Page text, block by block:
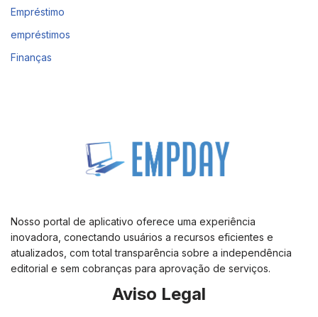
Empréstimo
empréstimos
Finanças
Nosso portal de aplicativo oferece uma experiência
inovadora, conectando usuários a recursos eficientes e
atualizados, com total transparência sobre a independência
editorial e sem cobranças para aprovação de serviços.
Aviso Legal